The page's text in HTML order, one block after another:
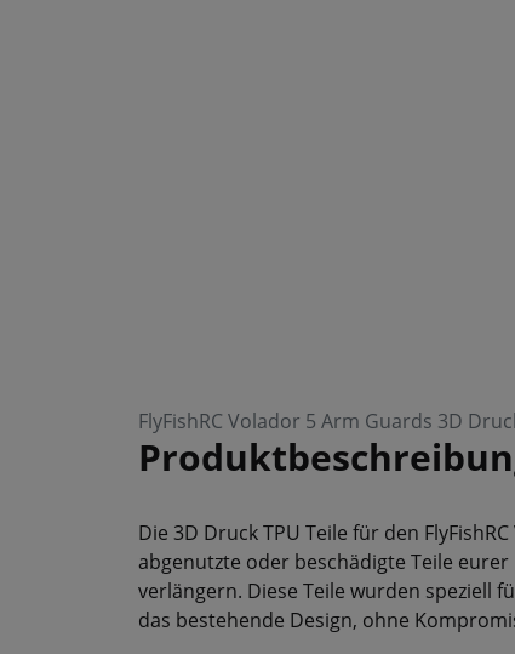
FlyFishRC Volador 5 Arm Guards 3D
Die 3D Druck TPU Teile für den
abgenutzte oder beschädigte Teile
verlängern. Diese Teile wurden speziell
das bestehende Design, ohne